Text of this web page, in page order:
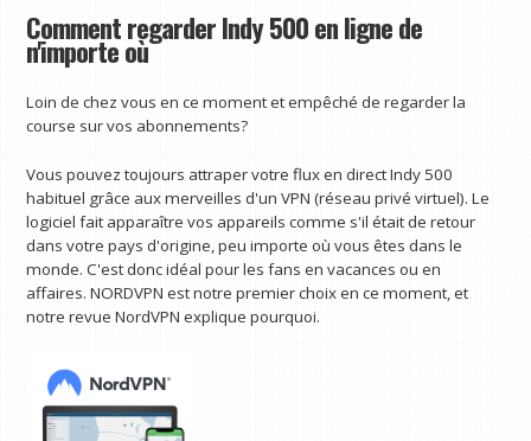
Comment regarder Indy 500 en ligne de
n'importe où
Loin de chez vous en ce moment et empêché de regarder la
course sur vos abonnements?
Vous pouvez toujours attraper votre flux en direct Indy 500
habituel grâce aux merveilles d'un VPN (réseau privé virtuel). Le
logiciel fait apparaître vos appareils comme s'il était de retour
dans votre pays d'origine, peu importe où vous êtes dans le
monde. C'est donc idéal pour les fans en vacances ou en
affaires. NORDVPN est notre premier choix en ce moment, et
notre revue NordVPN explique pourquoi.